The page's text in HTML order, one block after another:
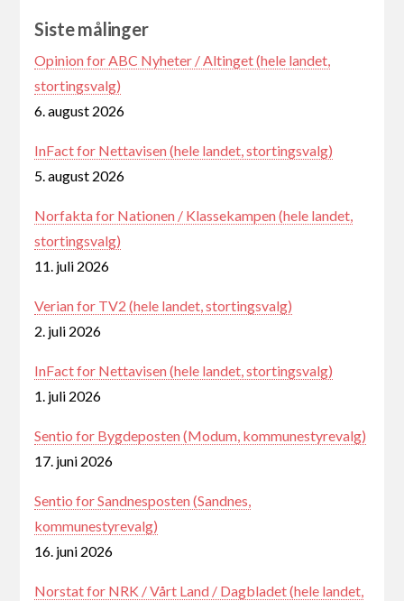
Siste målinger
Opinion for ABC Nyheter / Altinget (hele landet,
stortingsvalg)
6. august 2026
InFact for Nettavisen (hele landet, stortingsvalg)
5. august 2026
Norfakta for Nationen / Klassekampen (hele landet,
stortingsvalg)
11. juli 2026
Verian for TV2 (hele landet, stortingsvalg)
2. juli 2026
InFact for Nettavisen (hele landet, stortingsvalg)
1. juli 2026
Sentio for Bygdeposten (Modum, kommunestyrevalg)
17. juni 2026
Sentio for Sandnesposten (Sandnes,
kommunestyrevalg)
16. juni 2026
Norstat for NRK / Vårt Land / Dagbladet (hele landet,